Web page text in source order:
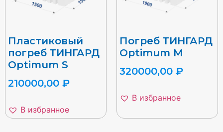
Пластиковый
погреб ТИНГАРД
Optimum S
210000,00 ₽
В избранное
Погреб ТИНГАРД
Optimum M
320000,00 ₽
В избранное